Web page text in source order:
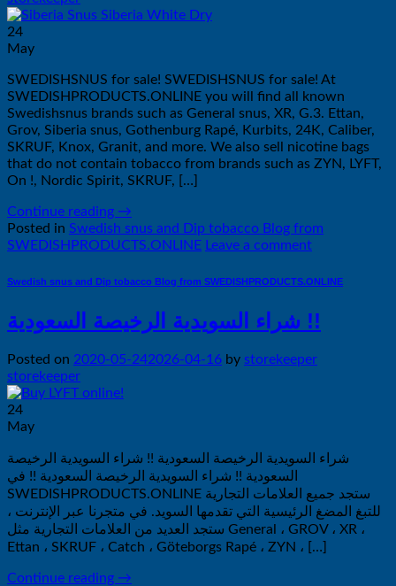
24
May
SWEDISHSNUS for sale! SWEDISHSNUS for sale! At
SWEDISHPRODUCTS.ONLINE you will find all known
Swedishsnus brands such as General snus, XR, G.3. Ettan,
Grov, Siberia snus, Gothenburg Rapé, Kurbits, 24K, Caliber,
SKRUF, Knox, Granit, and more. We also sell nicotine bags
that do not contain tobacco from brands such as ZYN, LYFT,
On !, Nordic Spirit, SKRUF, […]
Continue reading →
Posted in Swedish snus and Dip tobacco Blog from
SWEDISHPRODUCTS.ONLINE Leave a comment
Swedish snus and Dip tobacco Blog from SWEDISHPRODUCTS.ONLINE
شراء السويدية الرخيصة السعودية !!
Posted on 2020-05-242026-04-16 by storekeeper
storekeeper
24
May
شراء السويدية الرخيصة السعودية !! شراء السويدية الرخيصة
السعودية !! شراء السويدية الرخيصة السعودية !! في
SWEDISHPRODUCTS.ONLINE ستجد جميع العلامات التجارية
للتبغ المضغ الرئيسية التي تقدمها السويد. في متجرنا عبر الإنترنت ،
ستجد العديد من العلامات التجارية مثل General ، GROV ، XR ،
Ettan ، SKRUF ، Catch ، Göteborgs Rapé ، ZYN ، […]
Continue reading →